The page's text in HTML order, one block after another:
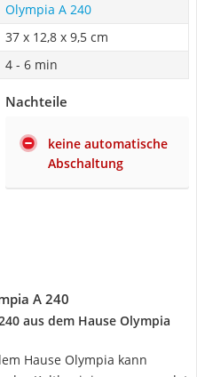
Olympia A 240
37 x 12,8 x 9,5 cm
4 - 6 min
Nachteile
keine automatische
Abschaltung
A 240
aus dem Hause Olympia
Hause Olympia kann